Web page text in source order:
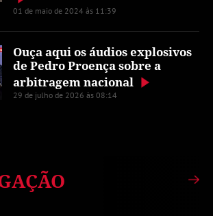
01 de maio de 2024 às 11:39
Ouça aqui os áudios explosivos
de Pedro Proença sobre a
arbitragem nacional
29 de julho de 2026 às 08:14